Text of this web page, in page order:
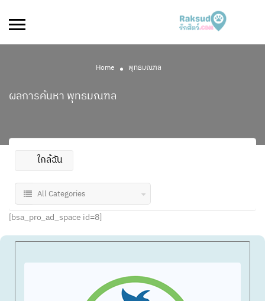
Home พุทธมณฑล
ผลการค้นหา พุทธมณฑล
ใกล้ฉัน
All Categories
[bsa_pro_ad_space id=8]